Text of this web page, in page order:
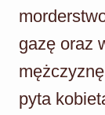
gazę oraz
pyta